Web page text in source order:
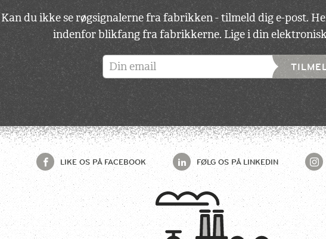
Kan du ikke se røgsignalerne fra fabrikken - tilmeld dig e-post.
indenfor blikfang fra fabrikkerne. Lige i din
LIKE OS PÅ FACEBOOK FØLG OS PÅLINKEDIN